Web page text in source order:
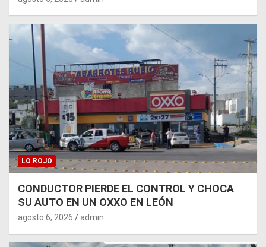
LO ROJO
CONDUCTOR PIERDE EL CONTROL Y CHOCA
SU AUTO EN UN OXXO EN LEÓN
agosto 6, 2026 admin